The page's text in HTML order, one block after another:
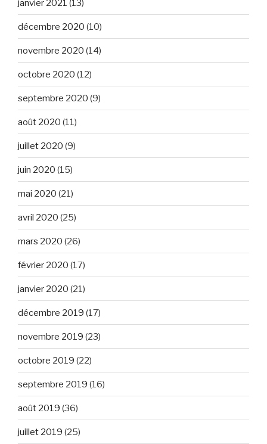
janvier 2021 (13)
décembre 2020 (10)
novembre 2020 (14)
octobre 2020 (12)
septembre 2020 (9)
août 2020 (11)
juillet 2020 (9)
juin 2020 (15)
mai 2020 (21)
avril 2020 (25)
mars 2020 (26)
février 2020 (17)
janvier 2020 (21)
décembre 2019 (17)
novembre 2019 (23)
octobre 2019 (22)
septembre 2019 (16)
août 2019 (36)
juillet 2019 (25)